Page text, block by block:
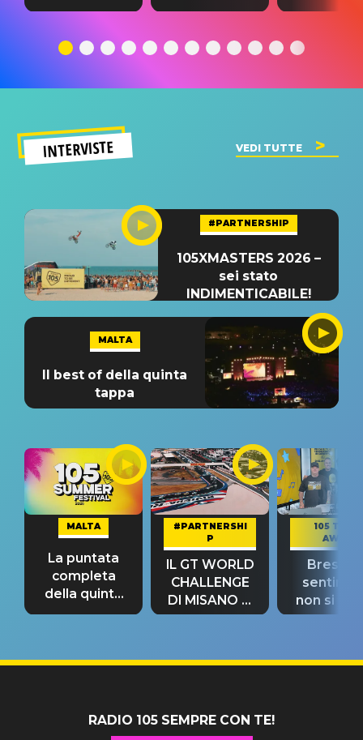
testo,
significato
traduzione e
del singolo
testo,
INTERVISTE VEDI TUTTE
#PARTNERSHIP
105XMASTERS 2026 –
sei stato
INDIMENTICABILE!
MALTA
Il best of della quinta
tappa
MALTA
La puntata
completa
della quinta
tappa
#PARTNERSHI
P
IL GT WORLD
CHALLENGE
DI MISANO si
riconferma
105 TAKE
AWAY
Bresh:
non si
fino alla
RADIO 105 SEMPRE CON TE!